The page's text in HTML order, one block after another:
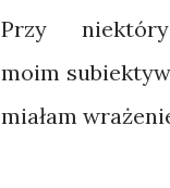
Przy
moim
miałam